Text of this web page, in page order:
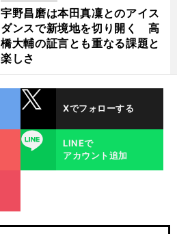
宇野昌磨は本田真凜とのアイス
ダンスで新境地を切り開く 高
橋大輔の証言とも重なる課題と
楽しさ
Xでフォローする
LINE
LINEで
アカウント追加